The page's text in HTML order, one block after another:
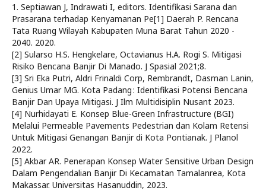
1. Septiawan J, Indrawati I, editors. Identifikasi Sarana dan
Prasarana terhadap Kenyamanan Pe[1] Daerah P. Rencana
Tata Ruang Wilayah Kabupaten Muna Barat Tahun 2020 -
2040. 2020.
[2] Sularso H.S. Hengkelare, Octavianus H.A. Rogi S. Mitigasi
Risiko Bencana Banjir Di Manado. J Spasial 2021;8.
[3] Sri Eka Putri, Aldri Frinaldi Corp, Rembrandt, Dasman Lanin,
Genius Umar MG. Kota Padang : Identifikasi Potensi Bencana
Banjir Dan Upaya Mitigasi. J Ilm Multidisiplin Nusant 2023.
[4] Nurhidayati E. Konsep Blue-Green Infrastructure (BGI)
Melalui Permeable Pavements Pedestrian dan Kolam Retensi
Untuk Mitigasi Genangan Banjir di Kota Pontianak. J Planol
2022.
[5] Akbar AR. Penerapan Konsep Water Sensitive Urban Design
Dalam Pengendalian Banjir Di Kecamatan Tamalanrea, Kota
Makassar. Universitas Hasanuddin, 2023.